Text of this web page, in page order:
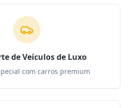
de Veículos de Luxo
com carros premium